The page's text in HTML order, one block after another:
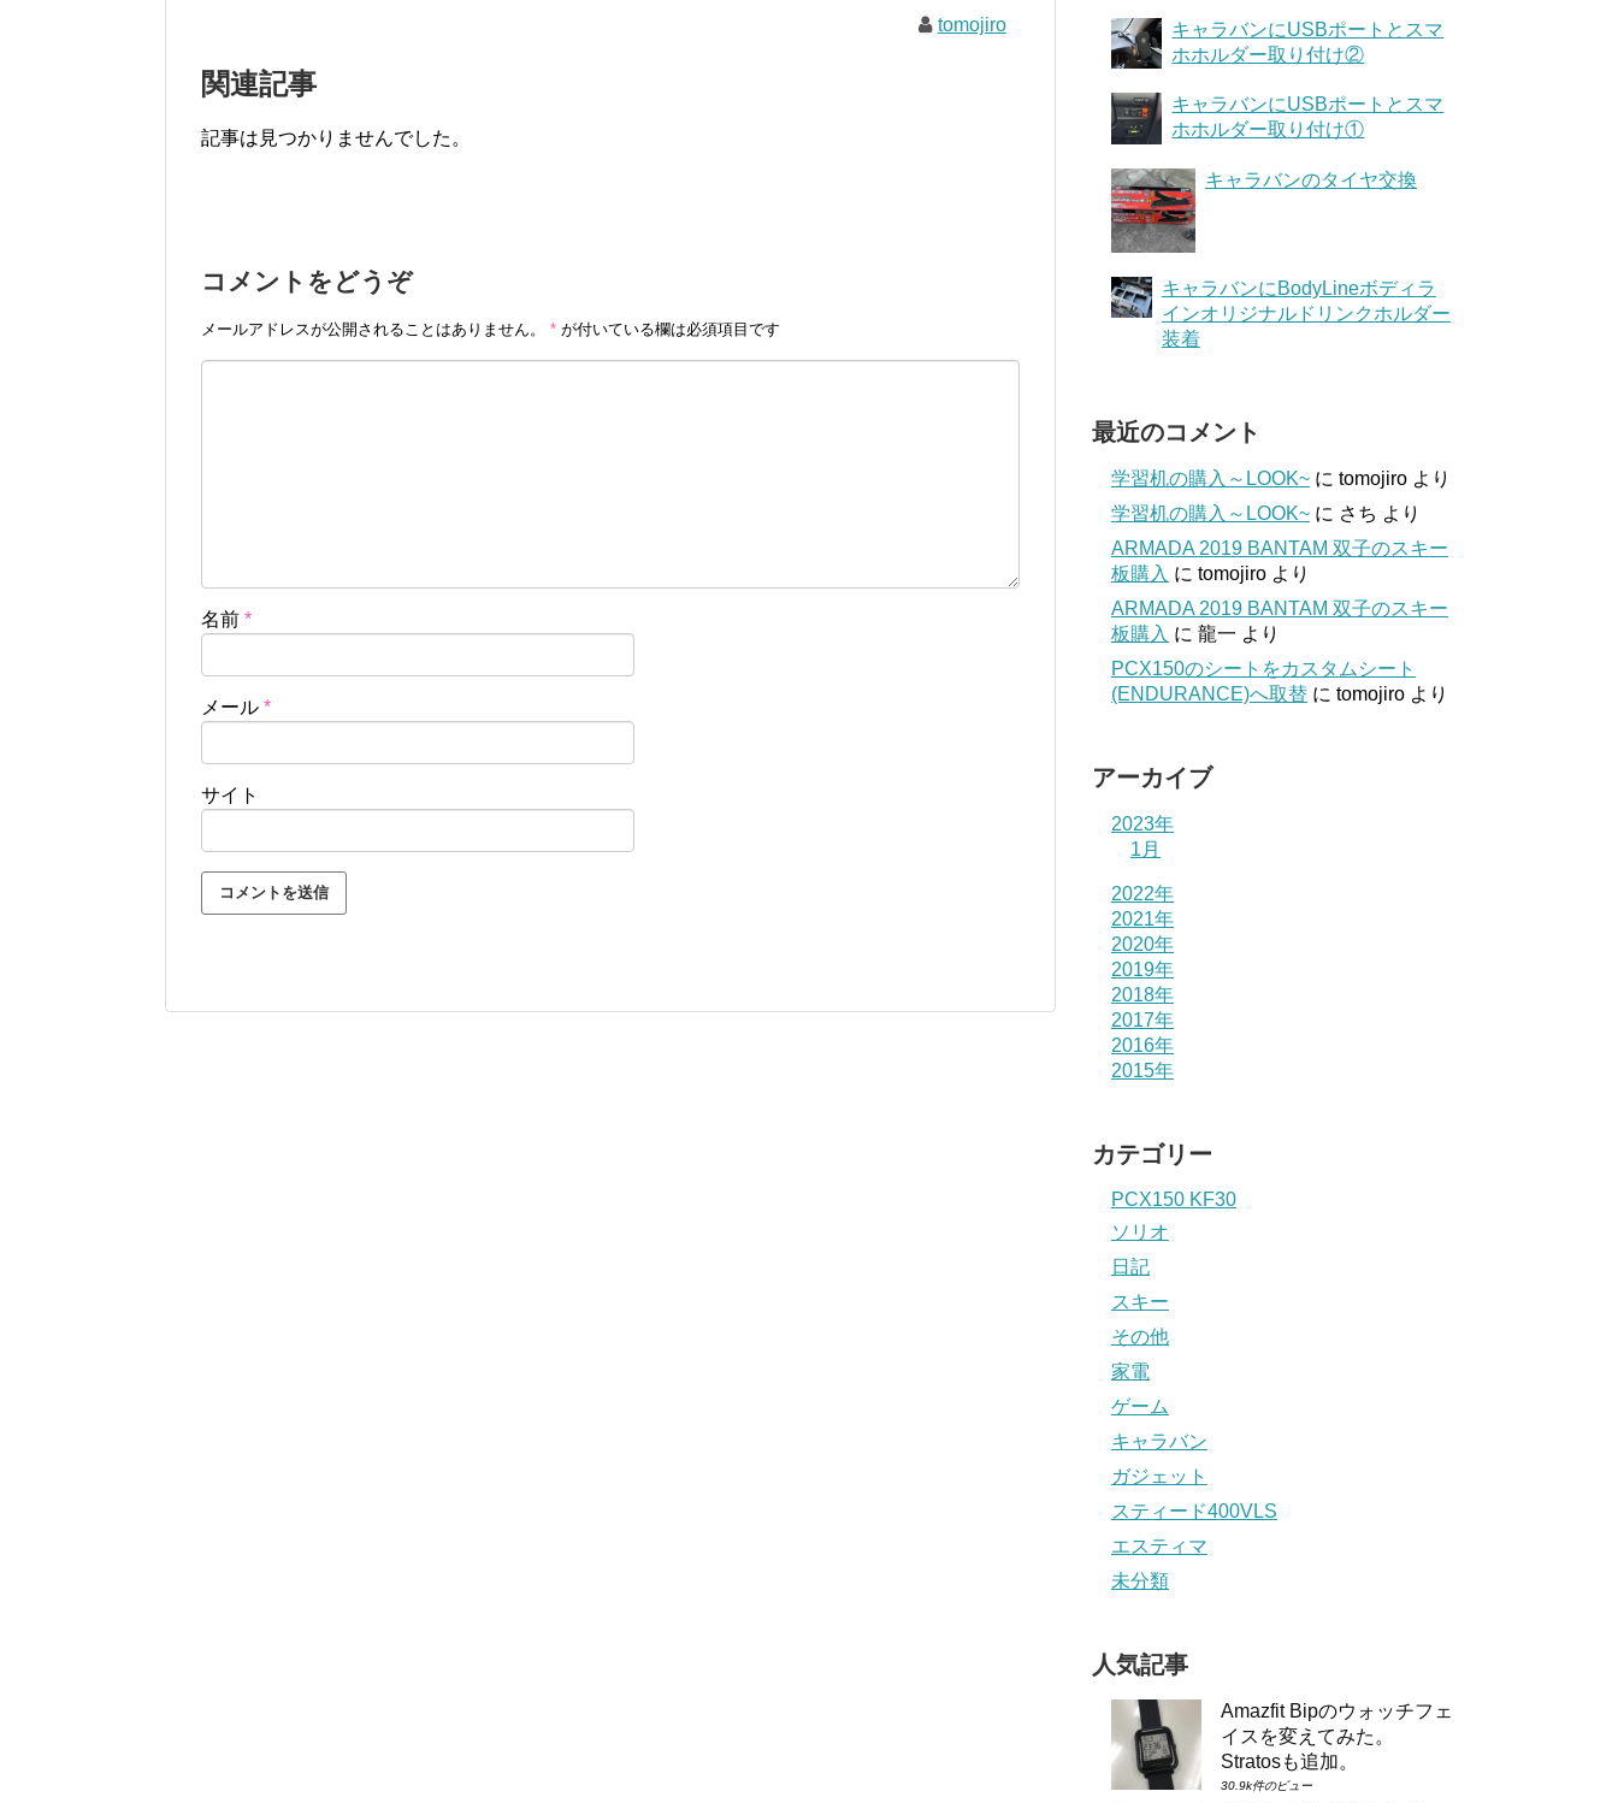
tomojiro
関連記事
記事は見つかりませんでした。
コメントをどうぞ
メールアドレスが公開されることはありません。 * が付いている欄は必須項目です
名前 *
メール *
サイト
キャラバンにUSBポートとスマ
ホホルダー取り付け②
キャラバンにUSBポートとスマ
ホホルダー取り付け①
キャラバンのタイヤ交換
キャラバンにBodyLineボディラ
インオリジナルドリンクホルダー
装着
最近のコメント
学習机の購入～LOOK~ に tomojiro より
学習机の購入～LOOK~ に さち より
ARMADA 2019 BANTAM 双子のスキー
板購入 に tomojiro より
ARMADA 2019 BANTAM 双子のスキー
板購入 に 龍一 より
PCX150のシートをカスタムシート
(ENDURANCE)へ取替 に tomojiro より
アーカイブ
2023年
1月
2022年
2021年
2020年
2019年
2018年
2017年
2016年
2015年
カテゴリー
PCX150 KF30
ソリオ
日記
スキー
その他
家電
ゲーム
キャラバン
ガジェット
スティード400VLS
エスティマ
未分類
人気記事
Amazfit Bipのウォッチフェ
イスを変えてみた。
Stratosも追加。
30.9k件のビュー